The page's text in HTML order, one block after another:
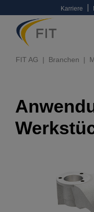
Karriere
FIT AG Branchen